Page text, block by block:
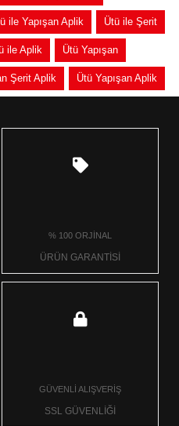
ile Yapışan Aplik Ütü ile Şerit
ile Aplik Ütü Yapışan
Şerit Aplik Ütü Yapışan Aplik
% 100 ORJİNAL
ÜRÜN GARANTİSİ
GÜVENLİ ALIŞVERİŞ
SSL GÜVENLİĞİ